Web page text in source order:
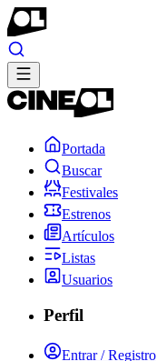
Portada
Buscar
Festivales
Estrenos
Artículos
Listas
Usuarios
Perfil
Entrar / Registro